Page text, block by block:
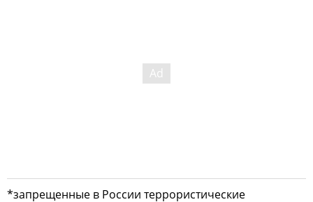
*запрещенные в России террористические